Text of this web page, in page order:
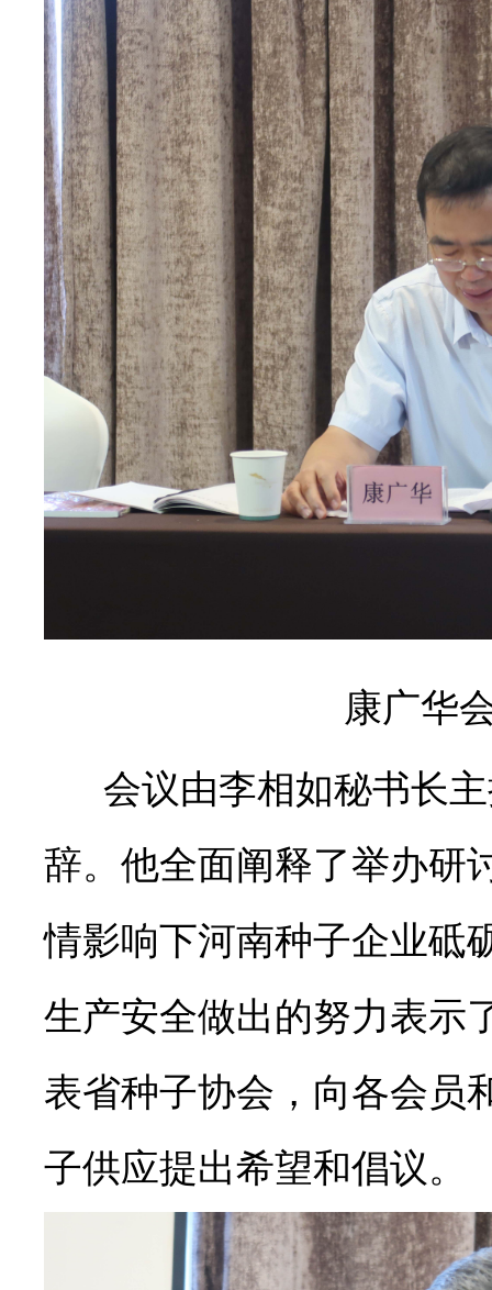
康广华
会议由李相如秘书长主
辞。他全面阐释了举办研
情影响下河南种子企业砥
生产安全做出的努力表示
表省种子协会，向各会员
子供应提出希望和倡议。